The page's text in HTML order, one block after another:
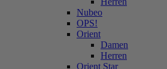
Nubeo
OPS!
Orient
Damen
Herren
Orient Star